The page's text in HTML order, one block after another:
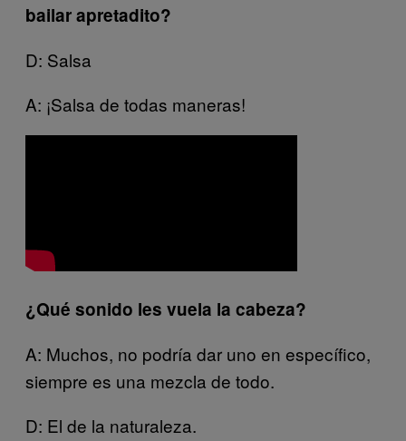
bailar apretadito?
D: Salsa
A: ¡Salsa de todas maneras!
¿Qué sonido les vuela la cabeza?
A: Muchos, no podría dar uno en específico,
siempre es una mezcla de todo.
D: El de la naturaleza.